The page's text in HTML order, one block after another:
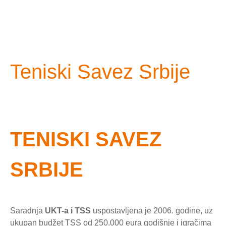
Teniski Savez Srbije
TENISKI SAVEZ
SRBIJE
Saradnja UKT-a i TSS uspostavljena je 2006. godine, uz
ukupan budžet TSS od 250.000 eura godišnje i igračima